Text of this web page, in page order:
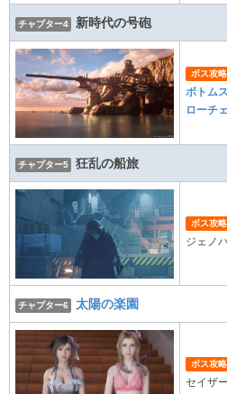
チャプター4 新時代の号砲
ボス攻略
ボトム
ローチ
チャプター5 狂乱の船旅
ボス攻略
ジェノ
チャプター6 太陽の楽園
ボス攻略
セイザ